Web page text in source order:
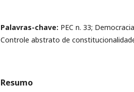
Palavras-chave: PEC n. 33;
Controle abstrato de
Resumo